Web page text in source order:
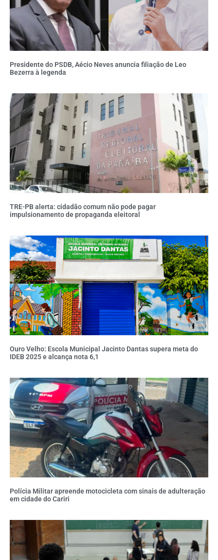
Presidente do PSDB, Aécio Neves anuncia filiação de Leo
Bezerra à legenda
TRE-PB alerta: cidadão comum não pode pagar
impulsionamento de propaganda eleitoral
Ouro Velho: Escola Municipal Jacinto Dantas supera meta do
IDEB 2025 e alcança nota 6,1
Polícia Militar apreende motocicleta com sinais de adulteração
em cidade do Cariri